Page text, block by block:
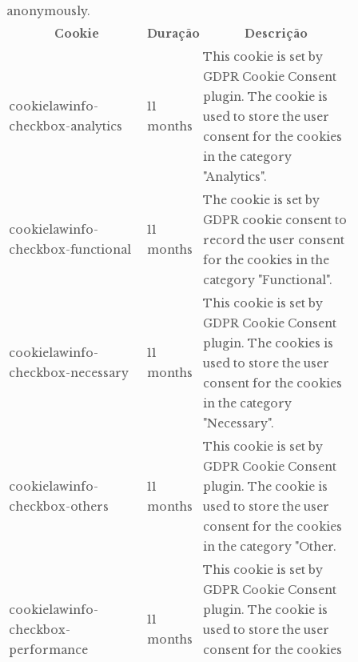
anonymously.
Cookie
Duração Descrição
cookielawinfo-
checkbox-analytics
11
months
This cookie is set by
GDPR Cookie Consent
plugin. The cookie is
used to store the user
consent for the cookies
in the category
"Analytics".
cookielawinfo-
checkbox-functional
11
months
The cookie is set by
GDPR cookie consent to
record the user consent
for the cookies in the
category "Functional".
cookielawinfo-
checkbox-necessary
11
months
This cookie is set by
GDPR Cookie Consent
plugin. The cookies is
used to store the user
consent for the cookies
in the category
"Necessary".
cookielawinfo-
checkbox-others
11
months
This cookie is set by
GDPR Cookie Consent
plugin. The cookie is
used to store the user
consent for the cookies
in the category "Other.
cookielawinfo-
checkbox-
performance
11
months
This cookie is set by
GDPR Cookie Consent
plugin. The cookie is
used to store the user
consent for the cookies